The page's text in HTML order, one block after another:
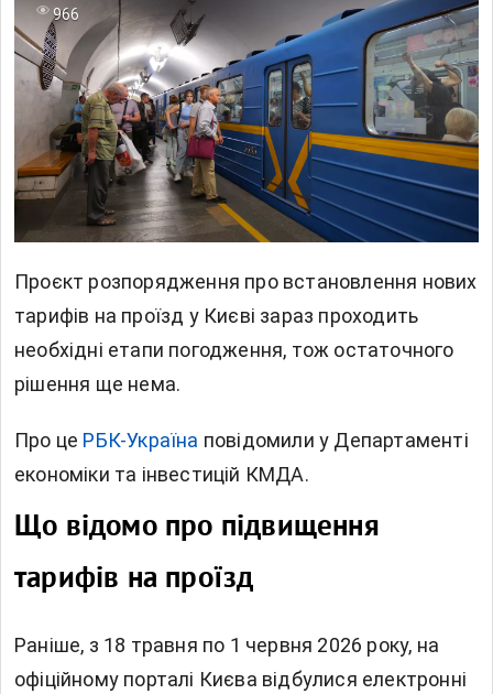
966
Проєкт розпорядження про встановлення нових
тарифів на проїзд у Києві зараз проходить
необхідні етапи погодження, тож остаточного
рішення ще нема.
Про це РБК-Україна повідомили у Департаменті
економіки та інвестицій КМДА.
Що відомо про підвищення
тарифів на проїзд
Раніше, з 18 травня по 1 червня 2026 року, на
офіційному порталі Києва відбулися електронні